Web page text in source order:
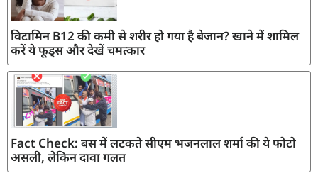
विटामिन B12 की कमी से शरीर हो गया है बेजान? खाने में शामिल
करें ये फूड्स और देखें चमत्कार
Fact Check: बस में लटकते सीएम भजनलाल शर्मा की ये फोटो
असली, लेकिन दावा गलत